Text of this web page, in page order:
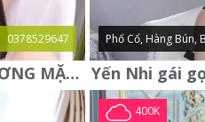
0378529647
MẪN NHI - SOME - GƯƠNG MẶT XINH XẮN -CỰC CHIỀU KHÁCH
Phố Cổ, Hàng Bún,
400K